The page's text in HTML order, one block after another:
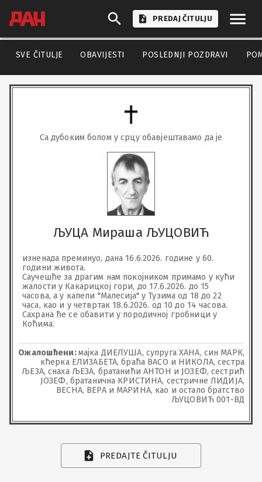
PREDAJ ČITULJU
SVE ČITULJE OBAVIJESTI POSLEDNJI POZDRAVI
Са дубоким болом у срцу обавјештавамо да је
ЉУЦА Мираша ЉУЦОВИЋ
изненада преминуо, дана 16.6.2026. године у 60.
години живота.
Саучешће за драгим нам покојником примамо у кући
жалости у Какарицкој гори, до 17.6.2026. до 15
часова, а у капели "Малесија" у Тузима од 18 до 22
часа, као и у четвртак 18.6.2026. од 10 до 14 часова.
Сахрана ће се обавити у породичној гробници у
Коћима.
Ожалошћени:мајка ДИЕЛУША, супруга ХАНА, син МАРК,
кћерка ЕЛИЗАБЕТА, браћа ВАСО и НИКОЛА, сестра
ЉЕЗА, снаха ЉЕЗА, братанићи АНТОН и ЈОЗЕФ, сестрић
ЈОЗЕФ, братанична КРИСТИНА, сестричне ЛИДИЈА,
ВЕСНА, ВЕРА и МАРИНА, као и остало братство
ЉУЦОВИЋ 001-ВД
PREDAJTE ČITULJU